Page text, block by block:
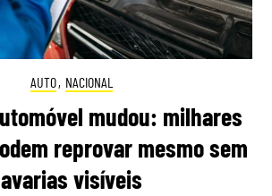
AUTO, NACIONAL
mudou: milhares
reprovar mesmo sem
avarias visíveis